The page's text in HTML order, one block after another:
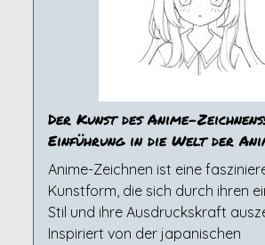
Der Kunst des Anime-
Einführung in die Welt der
Anime-Zeichnen ist eine
Kunstform, die sich durch ihren
Stil und ihre Ausdruckskraft
Inspiriert von der japanischen